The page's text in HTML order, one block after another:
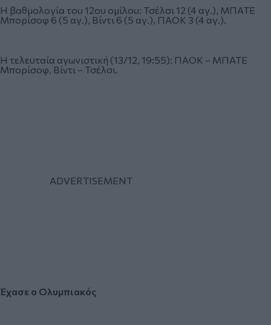
Η βαθμολογία του 12ου ομίλου: Τσέλσι 12 (4 αγ.), ΜΠΑΤΕ
Μπορίσοφ 6 (5 αγ.), Βίντι 6 (5 αγ.), ΠΑΟΚ 3 (4 αγ.).
Η τελευταία αγωνιστική (13/12, 19:55): ΠΑΟΚ – ΜΠΑΤΕ
Μπορίσοφ, Βίντι – Τσέλσι.
Έχασε ο Ολυμπιακός